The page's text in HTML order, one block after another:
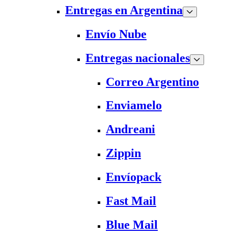
Entregas en Argentina
Envío Nube
Entregas nacionales
Correo Argentino
Enviamelo
Andreani
Zippin
Envíopack
Fast Mail
Blue Mail